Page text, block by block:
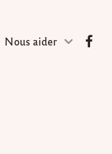
Nous aider